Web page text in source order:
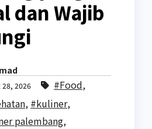
dan Wajib
28, 2026 #Food,
, #kuliner,
palembang,